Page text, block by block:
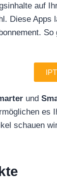
auf
Diese Apps
und
es
schauen